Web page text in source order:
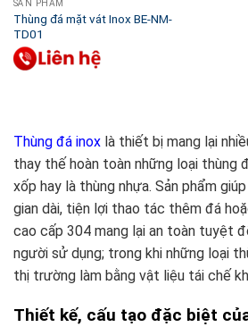
SẢN PHẨM
Thùng đá mặt vát Inox BE-NM-
TD01
Thùng đá inox là thiết bị mang lại
thay thế hoàn toàn những loại thùng
xốp hay là thùng nhựa. Sản phẩm
gian dài, tiện lợi thao tác thêm đá
cao cấp 304 mang lại an toàn tuyệt
người sử dụng; trong khi những loại
thị trường làm bằng vật liệu tái chế
Thiết kế, cấu tạo đặc biệt